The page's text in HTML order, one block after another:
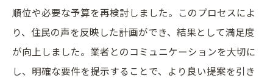
順位や必要な予算を再検討しました。このプロセスによ
り、住民の声を反映した計画ができ、結果として満足度
が向上しました。業者とのコミュニケーションを大切に
し、明確な要件を提示することで、より良い提案を引き